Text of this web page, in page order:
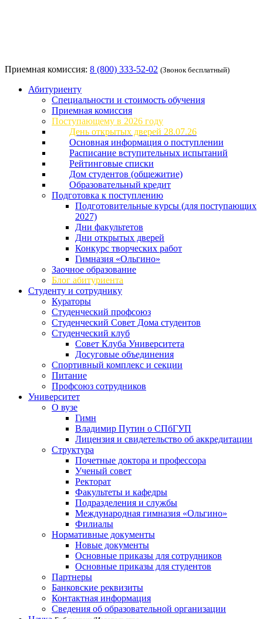
Приемная комиссия: 8 (800) 333-52-02 (Звонок бесплатный)
Абитуриенту
Специальности и стоимость обучения
Приемная комиссия
Поступающему в 2026 году
День открытых дверей 28.07.26
Основная информация о поступлении
Расписание вступительных испытаний
Рейтинговые списки
Дом студентов (общежитие)
Образовательный кредит
Подготовка к поступлению
Подготовительные курсы (для поступающих
2027)
Дни факультетов
Дни открытых дверей
Конкурс творческих работ
Гимназия «Ольгино»
Заочное образование
Блог абитуриента
Студенту и сотруднику
Кураторы
Студенческий профсоюз
Студенческий Совет Дома студентов
Студенческий клуб
Совет Клуба Университета
Досуговые объединения
Спортивный комплекс и секции
Питание
Профсоюз сотрудников
Университет
О вузе
Гимн
Владимир Путин о СПбГУП
Лицензия и свидетельство об аккредитации
Структура
Почетные доктора и профессора
Ученый совет
Ректорат
Факультеты и кафедры
Подразделения и службы
Международная гимназия «Ольгино»
Филиалы
Нормативные документы
Новые документы
Основные приказы для сотрудников
Основные приказы для студентов
Партнеры
Банковские реквизиты
Контактная информация
Сведения об образовательной организации